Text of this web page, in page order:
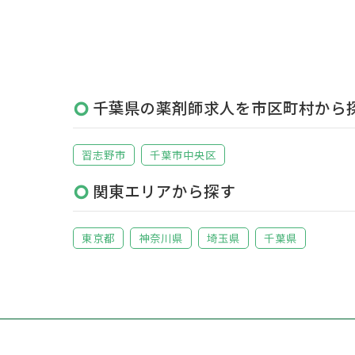
千葉県の薬剤師求人を市区町村から
習志野市 千葉市中央区
関東エリアから探す
東京都 神奈川県 埼玉県 千葉県